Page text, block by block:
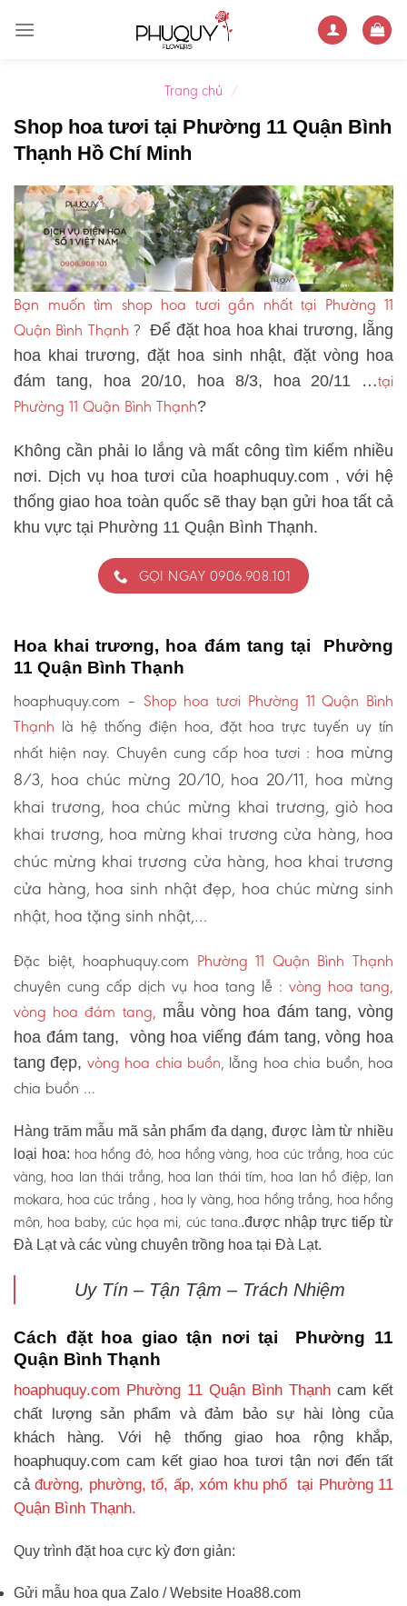
Trang chủ /
Shop hoa tươi tại Phường 11 Quận Bình
Thạnh Hồ Chí Minh
Bạn muốn tìm shop hoa tươi gần nhất tại Phường 11
Quận Bình Thạnh ? Để đặt hoa hoa khai trương, lẵng
hoa khai trương, đặt hoa sinh nhật, đặt vòng hoa
đám tang, hoa 20/10, hoa 8/3, hoa 20/11 …tại
Phường 11 Quận Bình Thạnh?
Không cần phải lo lắng và mất công tìm kiếm nhiều
nơi. Dịch vụ hoa tươi của hoaphuquy.com , với hệ
thống giao hoa toàn quốc sẽ thay bạn gửi hoa tất cả
khu vực tại Phường 11 Quận Bình Thạnh.
GỌI NGAY 0906.908.101
Hoa khai trương, hoa đám tang tại Phường
11 Quận Bình Thạnh
hoaphuquy.com – Shop hoa tươi Phường 11 Quận Bình
Thạnh là hệ thống điện hoa, đặt hoa trực tuyến uy tín
nhất hiện nay. Chuyên cung cấp hoa tươi : hoa mừng
8/3, hoa chúc mừng 20/10, hoa 20/11, hoa mừng
khai trương, hoa chúc mừng khai trương, giỏ hoa
khai trương, hoa mừng khai trương cửa hàng, hoa
chúc mừng khai trương cửa hàng, hoa khai trương
cửa hàng, hoa sinh nhật đẹp, hoa chúc mừng sinh
nhật, hoa tặng sinh nhật,…
Đặc biệt, hoaphuquy.com Phường 11 Quận Bình Thạnh
chuyên cung cấp dịch vụ hoa tang lễ : vòng hoa tang,
vòng hoa đám tang, mẫu vòng hoa đám tang, vòng
hoa đám tang, vòng hoa viếng đám tang, vòng hoa
tang đẹp, vòng hoa chia buồn, lẵng hoa chia buồn, hoa
chia buồn …
Hàng trăm mẫu mã sản phẩm đa dạng, được làm từ nhiều
loại hoa: hoa hồng đỏ, hoa hồng vàng, hoa cúc trắng, hoa cúc
vàng, hoa lan thái trắng, hoa lan thái tím, hoa lan hồ điệp, lan
mokara, hoa cúc trắng , hoa ly vàng, hoa hồng trắng, hoa hồng
môn, hoa baby, cúc họa mi, cúc tana..được nhập trực tiếp từ
Đà Lạt và các vùng chuyên trồng hoa tại Đà Lạt.
Uy Tín – Tận Tậm – Trách Nhiệm
Cách đặt hoa giao tận nơi tại Phường 11
Quận Bình Thạnh
hoaphuquy.com Phường 11 Quận Bình Thạnh cam kết
chất lượng sản phẩm và đảm bảo sự hài lòng của
khách hàng. Với hệ thống giao hoa rộng khắp,
hoaphuquy.com cam kết giao hoa tươi tận nơi đến tất
cảđường, phường, tổ, ấp, xóm khu phố tại Phường 11
Quận Bình Thạnh.
Quy trình đặt hoa cực kỳ đơn giản:
Gửi mẫu hoa qua Zalo / Website Hoa88.com